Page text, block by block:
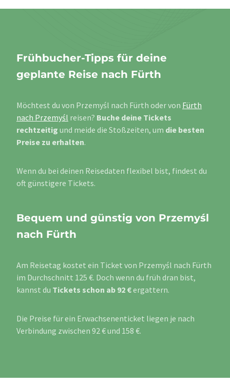
Frühbucher-Tipps für deine
geplante Reise nach Fürth
Möchtest du von Przemyśl nach Fürth oder von Fürth
nach Przemyśl reisen? Buche deine Tickets
rechtzeitig und meide die Stoßzeiten, um die besten
Preise zu erhalten.
Wenn du bei deinen Reisedaten flexibel bist, findest du
oft günstigere Tickets.
Bequem und günstig von Przemyśl
nach Fürth
Am Reisetag kostet ein Ticket von Przemyśl nach Fürth
im Durchschnitt 125 €. Doch wenn du früh dran bist,
kannst du Tickets schon ab 92 €ergattern.
Die Preise für ein Erwachsenenticket liegen je nach
Verbindung zwischen 92 € und 158 €.